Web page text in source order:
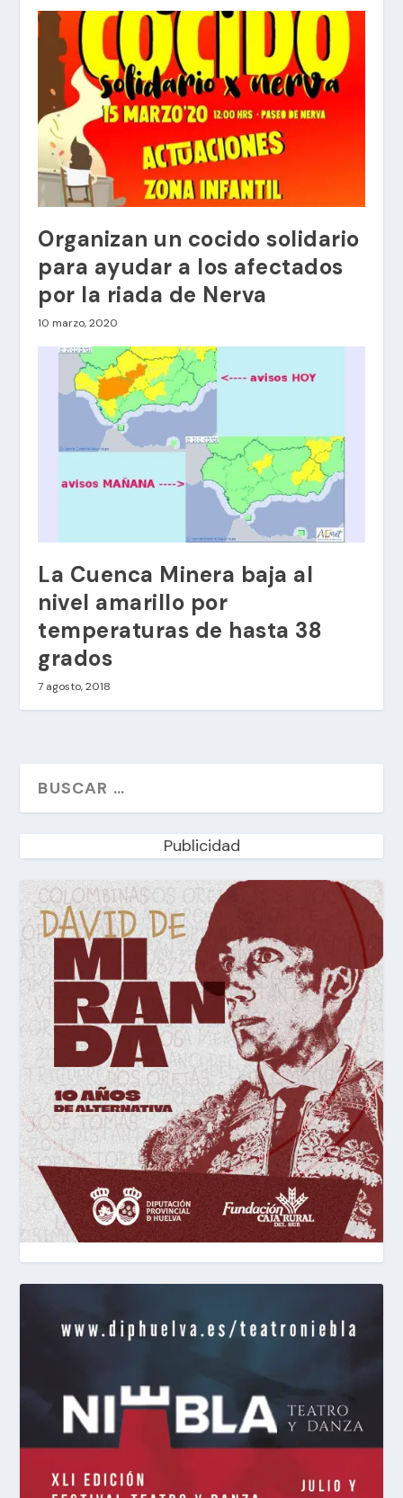
Organizan un cocido solidario
para ayudar a los afectados
por la riada de Nerva
10 marzo, 2020
La Cuenca Minera baja al
nivel amarillo por
temperaturas de hasta 38
grados
7 agosto, 2018
Publicidad